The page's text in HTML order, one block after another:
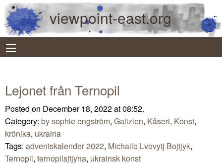
viewpoint-east.org
Lejonet från Ternopil
Posted on December 18, 2022 at 08:52.
Category: by sophie engström, Galizien, Kåseri, Konst,
krönika, ukraina
Tags: adventskalender 2022, Michailo Lvovytj Bojtjyk,
Ternopil, ternopilsjtjyna, ukrainsk konst